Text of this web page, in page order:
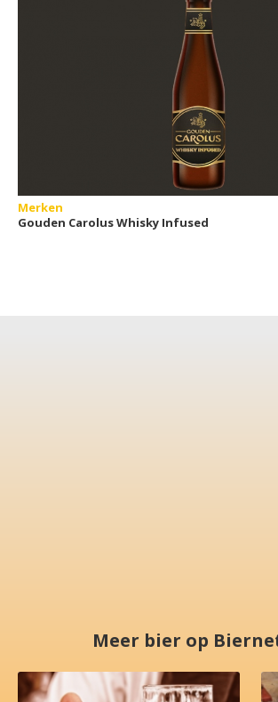
Merken
Gouden Carolus Whisky Infused
Meer bier op